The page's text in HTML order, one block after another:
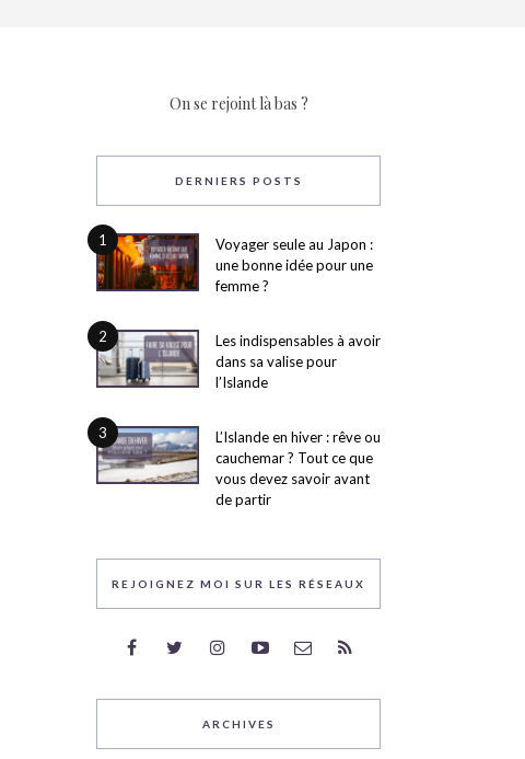
On se rejoint là bas ?
DERNIERS POSTS
1
Voyager seule au Japon :
une bonne idée pour une
femme ?
2
Les indispensables à avoir
dans sa valise pour
l’Islande
3
L’Islande en hiver : rêve ou
cauchemar ? Tout ce que
vous devez savoir avant
de partir
REJOIGNEZ MOI SUR LES RÉSEAUX
ARCHIVES